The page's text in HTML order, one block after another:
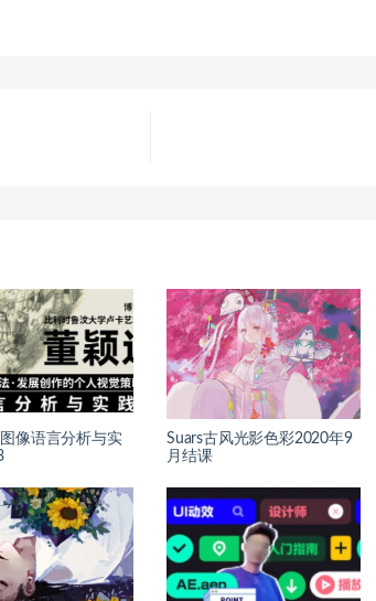
像语言分析与实
Suars古风光影色彩2020年9
月结课